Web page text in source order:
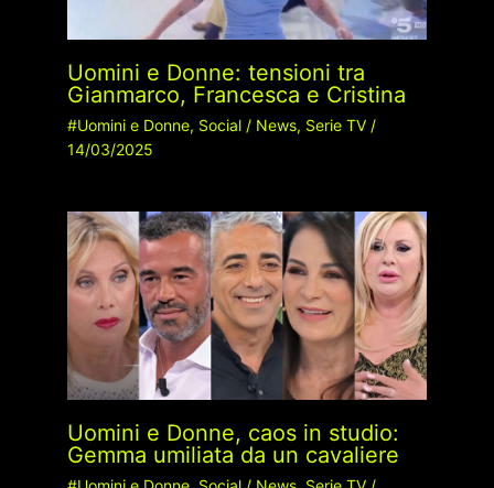
Uomini e Donne: tensioni tra
Gianmarco, Francesca e Cristina
#Uomini e Donne, Social/ News, Serie TV/
14/03/2025
Uomini e Donne, caos in studio:
Gemma umiliata da un cavaliere